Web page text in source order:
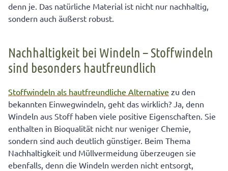
denn je. Das natürliche Material ist nicht nur nachhaltig,
sondern auch äußerst robust.
Nachhaltigkeit bei Windeln – Stoffwindeln
sind besonders hautfreundlich
Stoffwindeln als hautfreundliche Alternative zu den
bekannten Einwegwindeln, geht das wirklich? Ja, denn
Windeln aus Stoff haben viele positive Eigenschaften. Sie
enthalten in Bioqualität nicht nur weniger Chemie,
sondern sind auch deutlich günstiger. Beim Thema
Nachhaltigkeit und Müllvermeidung überzeugen sie
ebenfalls, denn die Windeln werden nicht entsorgt,